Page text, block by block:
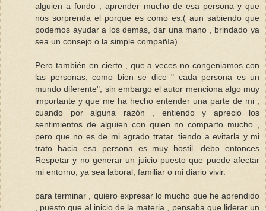
alguien a fondo , aprender mucho de esa persona y que
nos sorprenda el porque es como es.( aun sabiendo que
podemos ayudar a los demás, dar una mano , brindado ya
sea un consejo o la simple compañía).
Pero también en cierto , que a veces no congeniamos con
las personas, como bien se dice " cada persona es un
mundo diferente", sin embargo el autor menciona algo muy
importante y que me ha hecho entender una parte de mi ,
cuando por alguna razón , entiendo y aprecio los
sentimientos de alguien con quien no comparto mucho ,
pero que no es de mi agrado tratar. tiendo a evitarla y mi
trato hacia esa persona es muy hostil. debo entonces
Respetar y no generar un juicio puesto que puede afectar
mi entorno, ya sea laboral, familiar o mi diario vivir.
para terminar , quiero expresar lo mucho que he aprendido
, puesto que al inicio de la materia , pensaba que liderar un